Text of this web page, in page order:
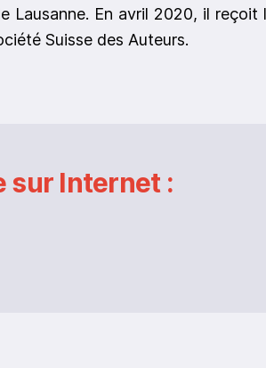
Lausanne. En avril 2020, il reçoit
Suisse des Auteurs.
sur Internet :